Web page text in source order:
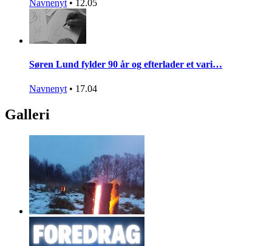
Navnenyt • 12.05
Søren Lund fylder 90 år og efterlader et vari…
Navnenyt • 17.04
Galleri